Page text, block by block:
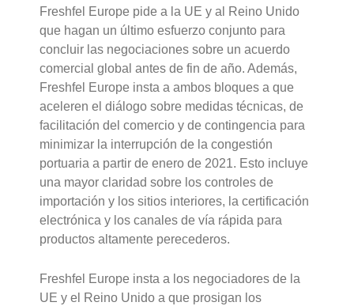
Freshfel Europe pide a la UE y al Reino Unido
que hagan un último esfuerzo conjunto para
concluir las negociaciones sobre un acuerdo
comercial global antes de fin de año. Además,
Freshfel Europe insta a ambos bloques a que
aceleren el diálogo sobre medidas técnicas, de
facilitación del comercio y de contingencia para
minimizar la interrupción de la congestión
portuaria a partir de enero de 2021. Esto incluye
una mayor claridad sobre los controles de
importación y los sitios interiores, la certificación
electrónica y los canales de vía rápida para
productos altamente perecederos.
Freshfel Europe insta a los negociadores de la
UE y el Reino Unido a que prosigan los